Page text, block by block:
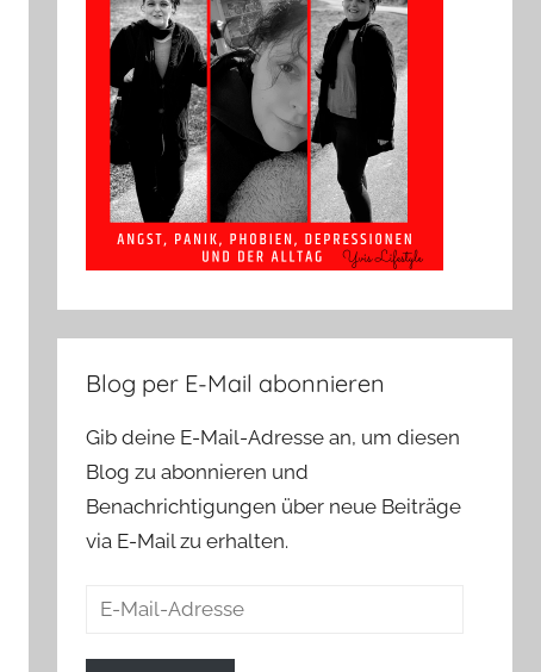
Blog per E-Mail abonnieren
Gib deine E-Mail-Adresse an, um diesen
Blog zu abonnieren und
Benachrichtigungen über neue Beiträge
via E-Mail zu erhalten.
E-